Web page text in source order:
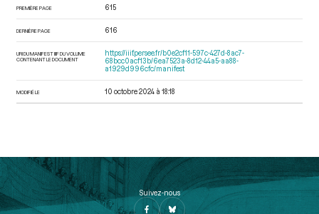
PREMIÈRE PAGE 615
DERNIÈRE PAGE 616
URI DU MANIFEST IIIF DU VOLUME
CONTENANT LE DOCUMENT
https://iiif.persee.fr/b0e2cf11-597c-427d-8ac7-
68bcc0acf13b/6ea7523a-8d12-44a5-aa88-
a1929d996cfc/manifest
MODIFIÉ LE 10 octobre 2024 à 18:18
Suivez-nous